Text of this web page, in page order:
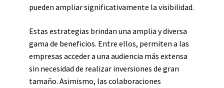
pueden ampliar significativamente la visibilidad.
Estas estrategias brindan una amplia y diversa
gama de beneficios. Entre ellos, permiten a las
empresas acceder a una audiencia más extensa
sin necesidad de realizar inversiones de gran
tamaño. Asimismo, las colaboraciones